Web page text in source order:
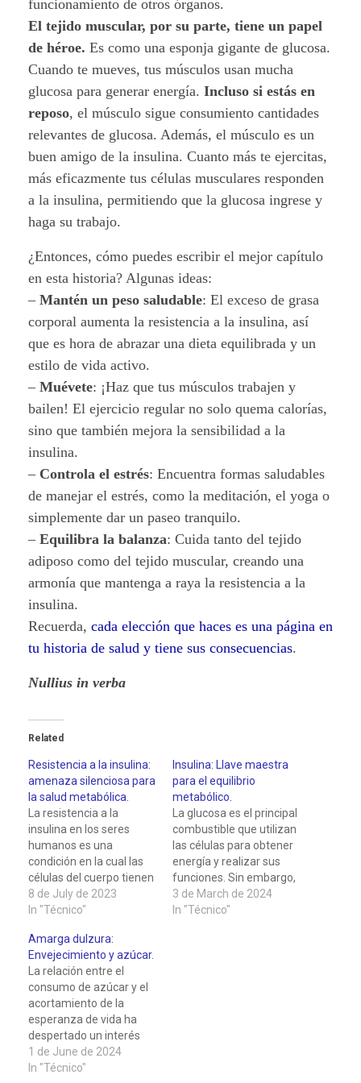
funcionamiento de otros órganos.
El tejido muscular, por su parte, tiene un papel
de héroe. Es como una esponja gigante de glucosa.
Cuando te mueves, tus músculos usan mucha
glucosa para generar energía. Incluso si estás en
reposo, el músculo sigue consumiento cantidades
relevantes de glucosa. Además, el músculo es un
buen amigo de la insulina. Cuanto más te ejercitas,
más eficazmente tus células musculares responden
a la insulina, permitiendo que la glucosa ingrese y
haga su trabajo.
¿Entonces, cómo puedes escribir el mejor capítulo
en esta historia? Algunas ideas:
– Mantén un peso saludable: El exceso de grasa
corporal aumenta la resistencia a la insulina, así
que es hora de abrazar una dieta equilibrada y un
estilo de vida activo.
– Muévete: ¡Haz que tus músculos trabajen y
bailen! El ejercicio regular no solo quema calorías,
sino que también mejora la sensibilidad a la
insulina.
– Controla el estrés: Encuentra formas saludables
de manejar el estrés, como la meditación, el yoga o
simplemente dar un paseo tranquilo.
– Equilibra la balanza: Cuida tanto del tejido
adiposo como del tejido muscular, creando una
armonía que mantenga a raya la resistencia a la
insulina.
Recuerda, cada elección que haces es una página en
tu historia de salud y tiene sus consecuencias.
Nullius in verba
Related
Resistencia a la insulina:
amenaza silenciosa para
la salud metabólica.
La resistencia a la
insulina en los seres
humanos es una
condición en la cual las
células del cuerpo tienen
dificultades para
responder de manera
una hormona producida
por el páncreas. La
insulina juega un papel
fundamental en la
regulación de los niveles
de glucosa en…
8 de July de 2023
In "Técnico"
Insulina: Llave maestra
para el equilibrio
metabólico.
La glucosa es el principal
combustible que utilizan
las células para obtener
energía y realizar sus
funciones. Sin embargo,
para que la glucosa
pueda entrar en las
3 de March de 2024
In "Técnico"
Amarga dulzura:
Envejecimiento y azúcar.
La relación entre el
consumo de azúcar y el
acortamiento de la
esperanza de vida ha
despertado un interés
creciente en la
comunidad científica.
1 de June de 2024
In "Técnico"